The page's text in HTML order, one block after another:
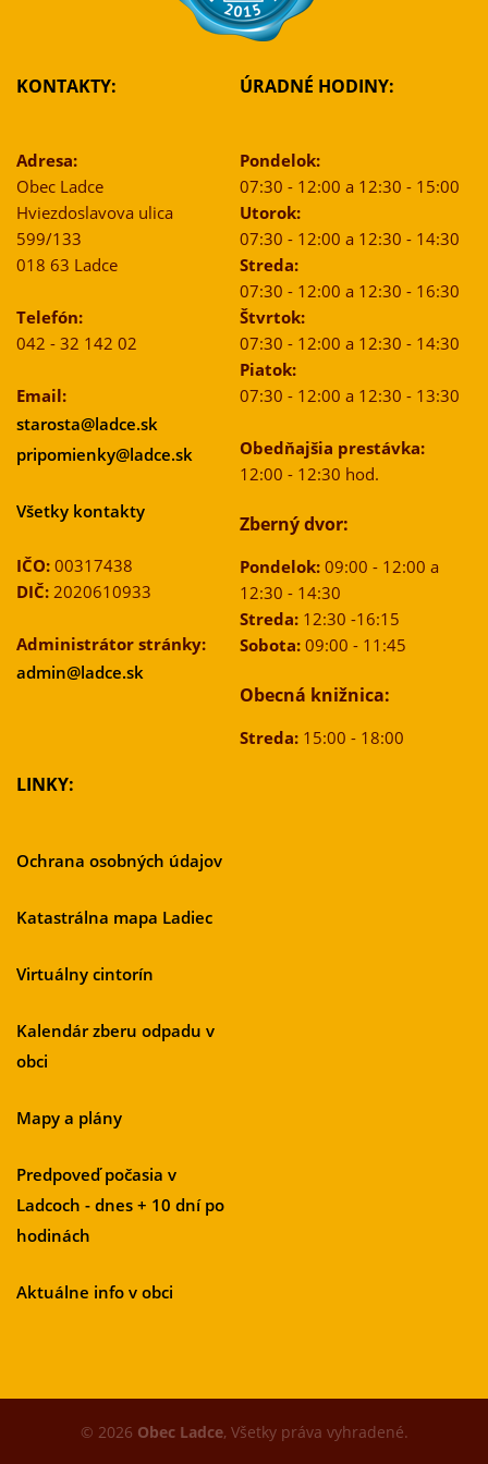
KONTAKTY:
Adresa:
Obec Ladce
Hviezdoslavova ulica
599/133
018 63 Ladce
Telefón:
042 - 32 142 02
Email:
starosta@ladce.sk
pripomienky@ladce.sk
Všetky kontakty
IČO: 00317438
DIČ: 2020610933
Administrátor stránky:
admin@ladce.sk
ÚRADNÉ HODINY:
Pondelok:
07:30 - 12:00 a 12:30 - 15:00
Utorok:
07:30 - 12:00 a 12:30 - 14:30
Streda:
07:30 - 12:00 a 12:30 - 16:30
Štvrtok:
07:30 - 12:00 a 12:30 - 14:30
Piatok:
07:30 - 12:00 a 12:30 - 13:30
Obedňajšia prestávka:
12:00 - 12:30 hod.
Zberný dvor:
Pondelok:09:00 - 12:00 a
12:30 - 14:30
Streda:12:30 -16:15
Sobota:09:00 - 11:45
Obecná knižnica:
Streda:15:00 - 18:00
LINKY:
Ochrana osobných údajov
Katastrálna mapa Ladiec
Virtuálny cintorín
Kalendár zberu odpadu v
obci
Mapy a plány
Predpoveď počasia v
Ladcoch - dnes + 10 dní po
hodinách
Aktuálne info v obci
© 2026 Obec Ladce, Všetky práva vyhradené.